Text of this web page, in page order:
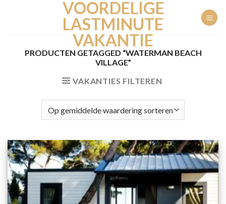
VOORDELIGE
LASTMINUTE
VAKANTIE
PRODUCTEN GETAGGED “WATERMAN BEACH
VILLAGE”
VAKANTIES FILTEREN